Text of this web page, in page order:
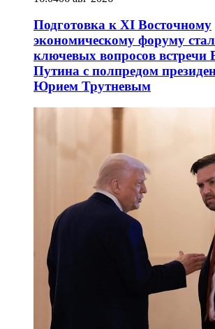
Подготовка к XI Восточному
экономическому форуму
ключевых вопросов встречи
Путина с полпредом
Юрием Трутневым